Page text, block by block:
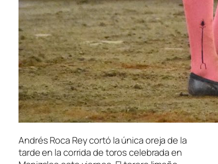
Andrés Roca Rey cortó la única oreja de la
tarde en la corrida de toros celebrada en